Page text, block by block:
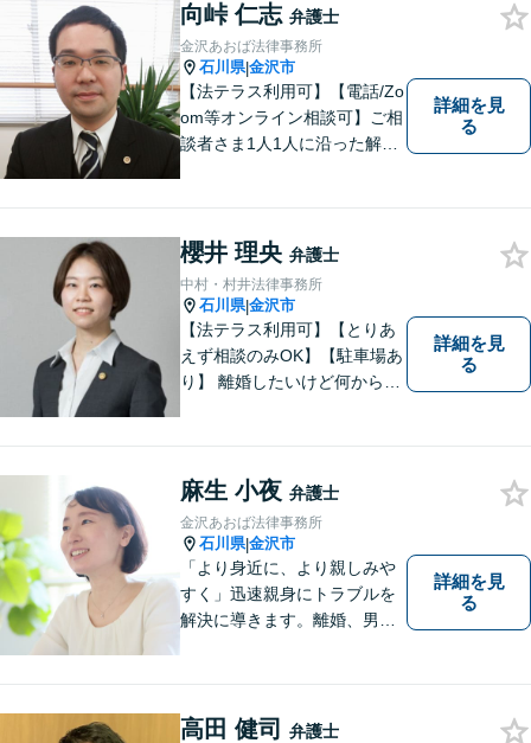
向峠 仁志 弁護士
金沢あおば法律事務所
石川県|金沢市
【法テラス利用可】【電話/Zo
om等オンライン相談可】ご相
談者さま1人1人に沿った解決
軽に相談できる弁護士を目指
します。
詳細を見
る
櫻井 理央 弁護士
中村・村井法律事務所
石川県|金沢市
【法テラス利用可】【とりあ
えず相談のみOK】【駐車場あ
り】 離婚したいけど何から始
詳細を見
る
麻生 小夜 弁護士
金沢あおば法律事務所
石川県|金沢市
「より身近に、より親しみや
すく」迅速親身にトラブルを
解決に導きます。離婚、男女
にご相談ください。
詳細を見
る
高田 健司 弁護士